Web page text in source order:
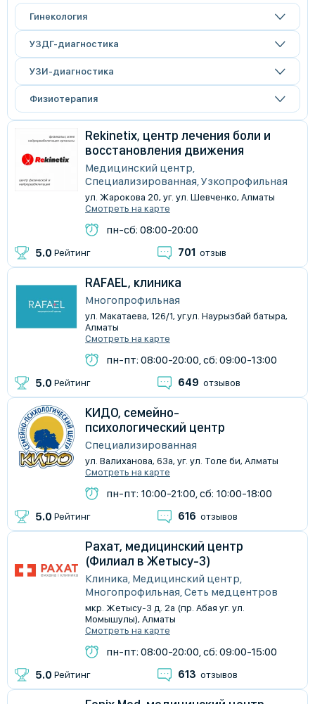
Гинекология
УЗДГ-диагностика
УЗИ-диагностика
Физиотерапия
Rekinetix, центр лечения боли и
восстановления движения
Медицинский центр,
Специализированная, Узкопрофильная
ул. Жарокова 20, уг. ул. Шевченко, Алматы
Смотреть на карте
пн-сб: 08:00-20:00
5.0 Рейтинг 701 отзыв
RAFAEL, клиника
Многопрофильная
ул. Макатаева, 126/1, уг.ул. Наурызбай батыра,
Алматы
Смотреть на карте
пн-пт: 08:00-20:00, сб: 09:00-13:00
5.0 Рейтинг 649 отзывов
КИДО, семейно-
психологический центр
Специализированная
ул. Валиханова, 63а, уг. ул. Толе би, Алматы
Смотреть на карте
пн-пт: 10:00-21:00, сб: 10:00-18:00
5.0 Рейтинг 616 отзывов
Рахат, медицинский центр
(Филиал в Жетысу-3)
Клиника, Медицинский центр,
Многопрофильная, Сеть медцентров
мкр. Жетысу-3 д. 2а (пр. Абая уг. ул.
Момышулы), Алматы
Смотреть на карте
пн-пт: 08:00-20:00, сб: 09:00-15:00
5.0 Рейтинг 613 отзывов